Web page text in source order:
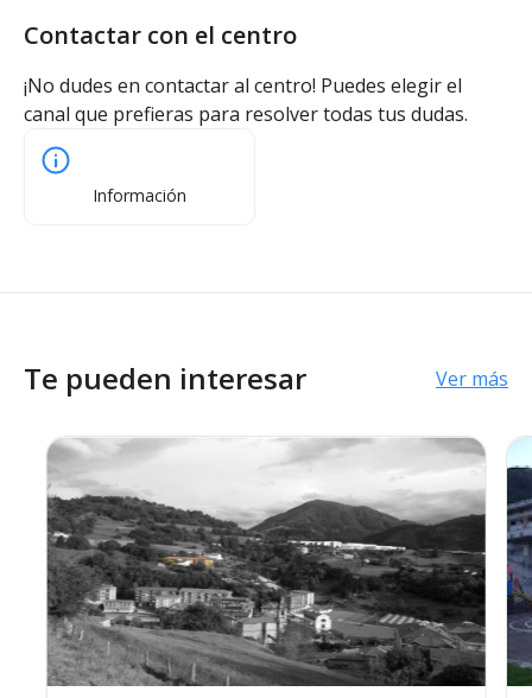
Contactar con el centro
¡No dudes en contactar al centro! Puedes elegir el
canal que prefieras para resolver todas tus dudas.
Información
Te pueden interesar Ver más